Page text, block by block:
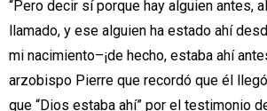
“Pero decir sí porque hay alguien antes,
llamado, y ese alguien ha estado ahí
mi nacimiento–¡de hecho, estaba ahí
arzobispo Pierre que recordó que él
que “Dios estaba ahí” por el testimonio